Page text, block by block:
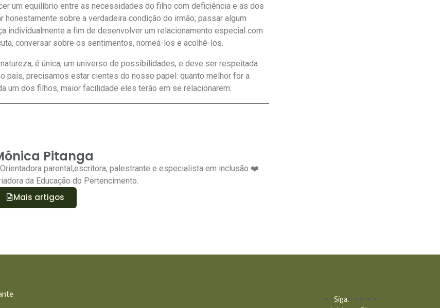
um equilíbrio entre as necessidades do filho com deficiência e as dos
honestamente sobre a verdadeira condição do irmão; passar algum
individualmente a fim de desenvolver um relacionamento especial com
conversar sobre os sentimentos, nomeá-los e acolhê-los.
é única, um universo de possibilidades, e deve ser respeitada
pais, precisamos estar cientes do nosso papel: quanto melhor for a
um dos filhos, maior facilidade eles terão em se relacionarem.
Pitanga
Orientadora parental,escritora, palestrante e especialista em inclusão ❤️
da Educação do Pertencimento.
Mais artigos
Siga: